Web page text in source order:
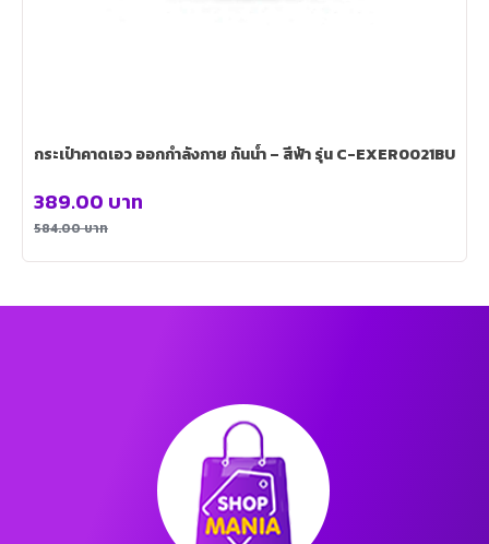
กระเป๋าคาดเอว ออกกำลังกาย กันน้ำ – สีฟ้า รุ่น C-EXER0021BU
584.00บาท
389.00 บาท